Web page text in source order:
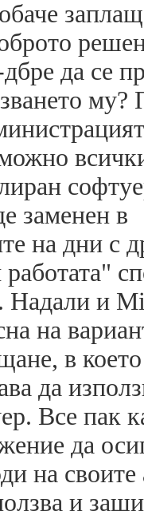
да се
му?
заменен в
на дни с
Надали и
на
в
да
Все пак
да
на
и